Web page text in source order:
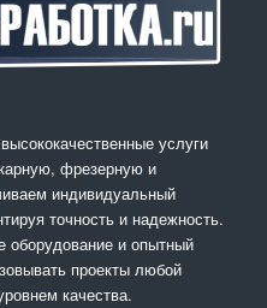
услуги
фрезерную и
индивидуальный
точность и надежность.
оборудование и опытный
проекты любой
качества.